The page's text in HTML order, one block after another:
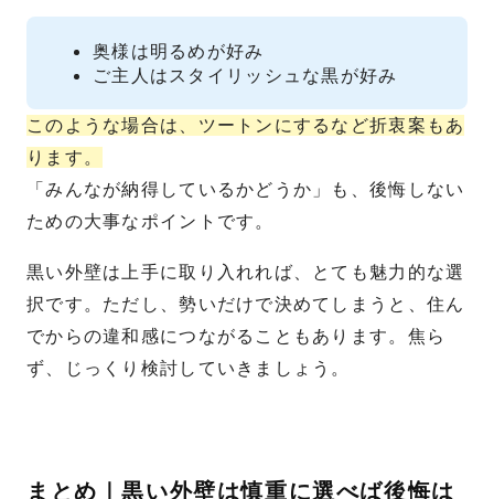
奥様は明るめが好み
ご主人はスタイリッシュな黒が好み
このような場合は、ツートンにするなど折衷案もあ
ります。
「みんなが納得しているかどうか」も、後悔しない
ための大事なポイントです。
黒い外壁は上手に取り入れれば、とても魅力的な選
択です。ただし、勢いだけで決めてしまうと、住ん
でからの違和感につながることもあります。焦ら
ず、じっくり検討していきましょう。
まとめ｜黒い外壁は慎重に選べば後悔は